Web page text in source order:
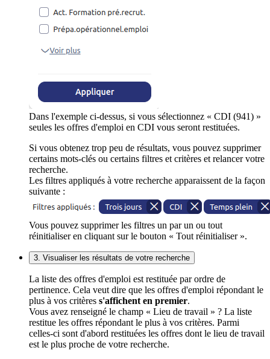
Dans l'exemple ci-dessus, si vous sélectionnez « CDI (941) »
seules les offres d'emploi en CDI vous seront restituées.
Si vous obtenez trop peu de résultats, vous pouvez supprimer
certains mots-clés ou certains filtres et critères et relancer votre
recherche.
Les filtres appliqués à votre recherche apparaissent de la façon
suivante :
Vous pouvez supprimer les filtres un par un ou tout
réinitialiser en cliquant sur le bouton « Tout réinitialiser ».
3. Visualiser les résultats de votre recherche
La liste des offres d'emploi est restituée par ordre de
pertinence. Cela veut dire que les offres d'emploi répondant le
plus à vos critères s'affichent en premier.
Vous avez renseigné le champ « Lieu de travail » ? La liste
restitue les offres répondant le plus à vos critères. Parmi
celles-ci sont d'abord restituées les offres dont le lieu de travail
est le plus proche de votre recherche.